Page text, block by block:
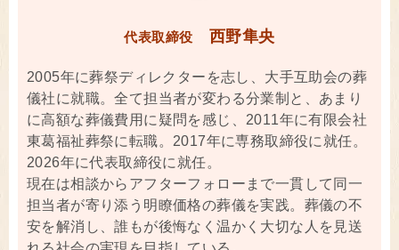
代表取締役 西野隼央
2005年に葬祭ディレクターを志し、大手互助会の葬
儀社に就職。全て担当者が変わる分業制と、あまり
に高額な葬儀費用に疑問を感じ、2011年に有限会社
東葛福祉葬祭に転職。2017年に専務取締役に就任。
2026年に代表取締役に就任。
現在は相談からアフターフォローまで一貫して同一
担当者が寄り添う明瞭価格の葬儀を実践。葬儀の不
安を解消し、誰もが後悔なく温かく大切な人を見送